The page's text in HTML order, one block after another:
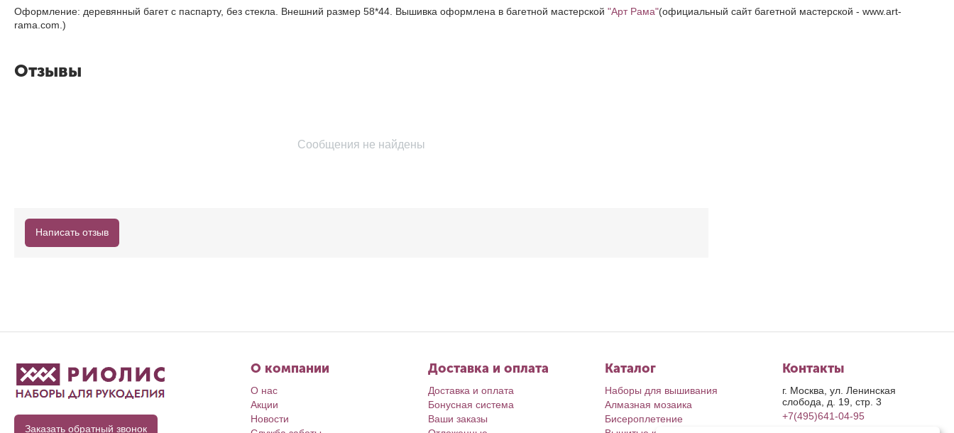
Оформление: деревянный багет с паспарту, без стекла. Внешний размер 58*44. Вышивка оформлена в багетной мастерской "Арт Рама"(официальный сайт багетной мастерской - www.art-
rama.com.)
Отзывы
Сообщения не найдены
Написать отзыв
Заказать обратный звонок
О компании
О нас
Акции
Новости
Доставка и оплата
Доставка и оплата
Бонусная система
Ваши заказы
Каталог
Наборы для вышивания
Алмазная мозаика
Бисероплетение
Контакты
г. Москва, ул. Ленинская
слобода, д. 19, стр. 3
+7(495)641-04-95